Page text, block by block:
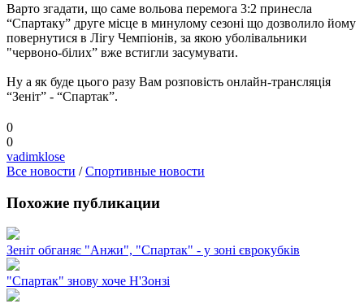
Варто згадати, що саме вольова перемога 3:2 принесла
“Спартаку” друге місце в минулому сезоні що дозволило йому
повернутися в Лігу Чемпіонів, за якою уболівальники
"червоно-білих” вже встигли засумувати.
Ну а як буде цього разу Вам розповість онлайн-трансляція
“Зеніт” - “Спартак”.
0
0
vadimklose
Все новости /Спортивные новости
Похожие публикации
Зеніт обганяє "Анжи", "Спартак" - у зоні єврокубків
"Спартак" знову хоче Н'Зонзі